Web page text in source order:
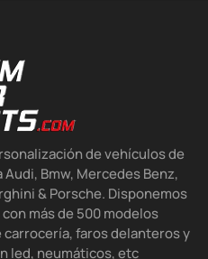
de vehículos de
Bmw, Mercedes Benz,
& Porsche. Disponemos
más de 500 modelos
faros delanteros y
led, neumáticos, etc